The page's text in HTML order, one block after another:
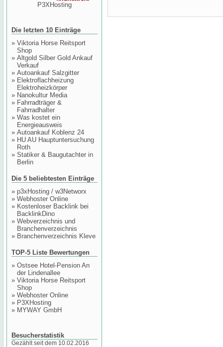
P3XHosting
Die letzten 10 Einträge
» Viktoria Horse Reitsport
Shop
» Altgold Silber Gold Ankauf
Verkauf
» Autoankauf Salzgitter
» Elektroflachheizung
Elektroheizkörper
» Nanokultur Media
» Fahrradträger &
Fahrradhalter
» Was kostet ein
Energieausweis
» Autoankauf Koblenz 24
» HU AU Hauptuntersuchung
Roth
» Statiker & Baugutachter in
Berlin
Die 5 beliebtesten Einträge
» p3xHosting / w3Networx
» Webhoster Online
» Kostenloser Backlink bei
BacklinkDino
» Webverzeichnis und
Branchenverzeichnis
» Branchenverzeichnis Kleve
TOP-5 Liste Bewertungen
» Ostsee Hotel-Pension An
der Lindenallee
» Viktoria Horse Reitsport
Shop
» Webhoster Online
» P3XHosting
» MYWAY GmbH
Besucherstatistik
Gezählt seit dem 10.02.2016